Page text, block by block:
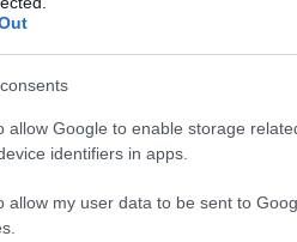
allow Google to enable storage
identifiers in apps.
allow my user data to be sent to